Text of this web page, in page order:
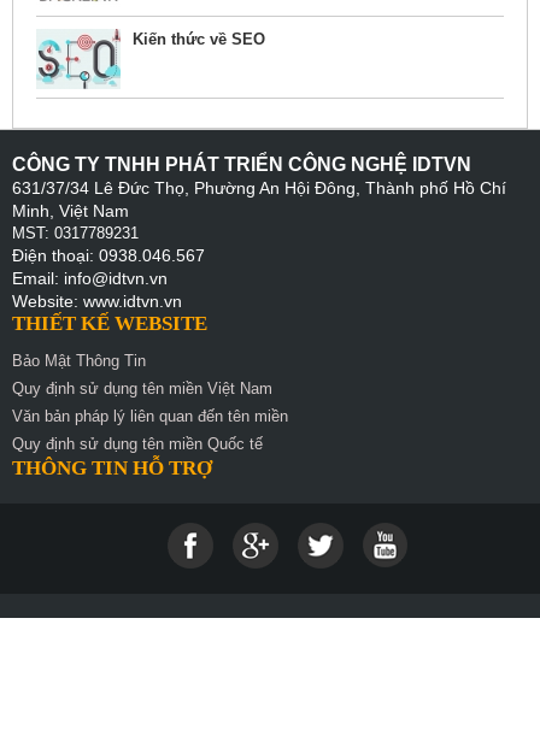
Kiến thức về SEO
CÔNG TY TNHH PHÁT TRIỂN CÔNG NGHỆ IDTVN
631/37/34 Lê Đức Thọ, Phường An Hội Đông, Thành phố Hồ Chí
Minh, Việt Nam
MST: 0317789231
Điện thoại: 0938.046.567
Email: info@idtvn.vn
Website: www.idtvn.vn
THIẾT KẾ WEBSITE
Bảo Mật Thông Tin
Quy định sử dụng tên miền Việt Nam
Văn bản pháp lý liên quan đến tên miền
Quy định sử dụng tên miền Quốc tế
THÔNG TIN HỖ TRỢ